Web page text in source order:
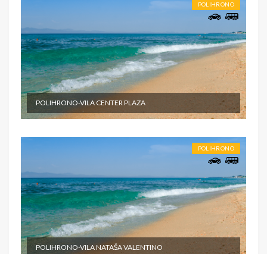
POLIHRONO
POLIHRONO-VILA CENTER PLAZA
POLIHRONO
POLIHRONO-VILA NATAŠA VALENTINO